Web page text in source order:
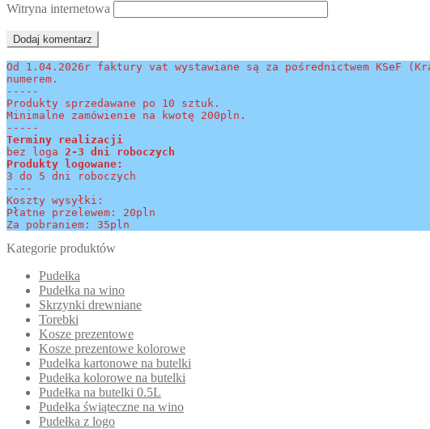
Witryna internetowa
Od 1.04.2026r faktury vat wystawiane są za pośrednictwem KSeF
numerem.
-----
Produkty sprzedawane po 10 sztuk.
Minimalne zamówienie na kwotę 200pln.
-----
Terminy realizacji
bez loga 2-3 dni roboczych
Produkty logowane:
3 do 5 dni roboczych
----
Koszty wysyłki:
Płatne przelewem: 20pln
Za pobraniem: 35pln
Kategorie produktów
Pudełka
Pudełka na wino
Skrzynki drewniane
Torebki
Kosze prezentowe
Kosze prezentowe kolorowe
Pudełka kartonowe na butelki
Pudełka kolorowe na butelki
Pudełka na butelki 0.5L
Pudełka świąteczne na wino
Pudełka z logo